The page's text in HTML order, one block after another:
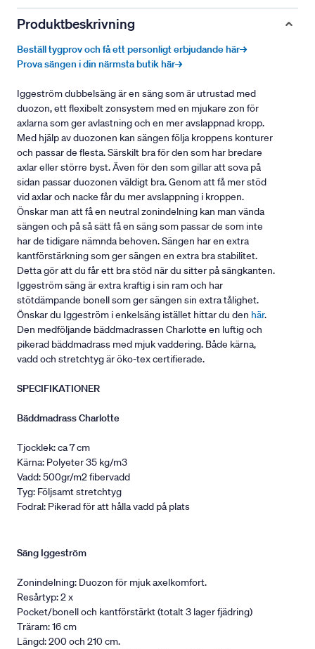
Produktbeskrivning
Beställ tygprov och få ett personligt erbjudande här→
Prova sängen i din närmsta butik här→
Iggeström dubbelsäng är en säng som är utrustad med
duozon, ett flexibelt zonsystem med en mjukare zon för
axlarna som ger avlastning och en mer avslappnad kropp.
Med hjälp av duozonen kan sängen följa kroppens konturer
och passar de flesta. Särskilt bra för den som har bredare
axlar eller större byst. Även för den som gillar att sova på
sidan passar duozonen väldigt bra. Genom att få mer stöd
vid axlar och nacke får du mer avslappning i kroppen.
Önskar man att få en neutral zonindelning kan man vända
sängen och på så sätt få en säng som passar de som inte
har de tidigare nämnda behoven. Sängen har en extra
kantförstärkning som ger sängen en extra bra stabilitet.
Detta gör att du får ett bra stöd när du sitter på sängkanten.
Iggeström säng är extra kraftig i sin ram och har
stötdämpande bonell som ger sängen sin extra tålighet.
Önskar du Iggeström i enkelsäng istället hittar du den här.
Den medföljande bäddmadrassen Charlotte en luftig och
pikerad bäddmadrass med mjuk vaddering. Både kärna,
vadd och stretchtyg är öko-tex certifierade.
SPECIFIKATIONER
Bäddmadrass Charlotte
Tjocklek: ca 7 cm
Kärna: Polyeter 35 kg/m3
Vadd: 500gr/m2 fibervadd
Tyg: Följsamt stretchtyg
Fodral: Pikerad för att hålla vadd på plats
Säng Iggeström
Zonindelning: Duozon för mjuk axelkomfort.
Resårtyp: 2 x
Pocket/bonell och kantförstärkt (totalt 3 lager fjädring)
Träram: 16 cm
Längd: 200 och 210 cm.